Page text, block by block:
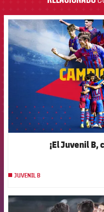
¡El Juvenil B,
JUVENIL B